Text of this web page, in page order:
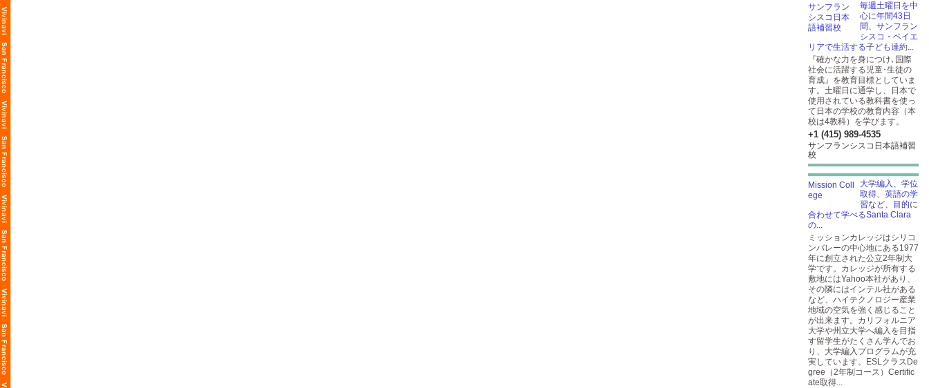
毎週土曜日を中
心に年間43日
間、サンフラン
シスコ・ベイエ
リアで生活する子ども達約...
『確かな力を身につけ､国際
社会に活躍する児童･生徒の
育成』を教育目標としていま
す。土曜日に通学し、日本で
使用されている教科書を使っ
て日本の学校の教育内容（本
校は4教科）を学びます。
+1 (415) 989-4535
サンフランシスコ日本語補習
校
大学編入、学位
取得、英語の学
習など、目的に
合わせて学べるSanta Clara
の...
ミッションカレッジはシリコ
ンバレーの中心地にある1977
年に創立された公立2年制大
学です。カレッジが所有する
敷地にはYahoo本社があり、
その隣にはインテル社がある
など、ハイテクノロジー産業
地域の空気を強く感じること
が出来ます。カリフォルニア
大学や州立大学へ編入を目指
す留学生がたくさん学んでお
り、大学編入プログラムが充
実しています。ESLクラスDe
gree（2年制コース）Certific
ate取得...